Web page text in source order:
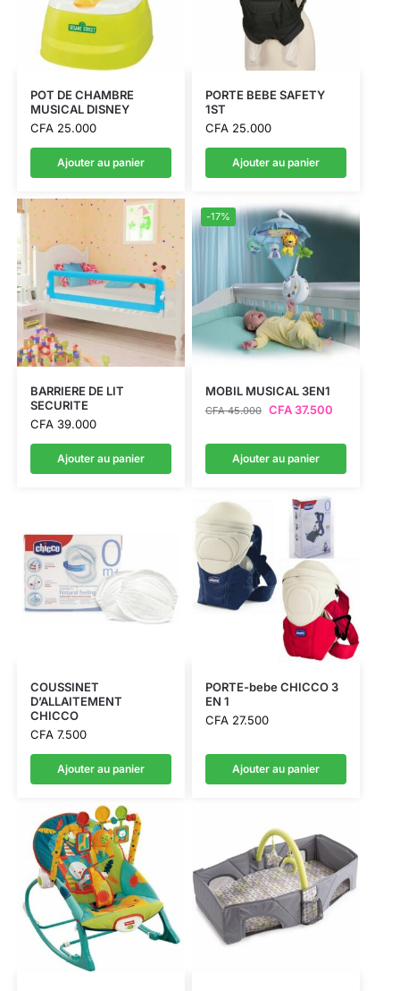
POT DE CHAMBRE
MUSICAL DISNEY
CFA25.000
Ajouter au panier
PORTE BEBE SAFETY
1ST
CFA25.000
Ajouter au panier
BARRIERE DE LIT
SECURITE
CFA39.000
Ajouter au panier
-17%
MOBIL MUSICAL 3EN1
CFA45.000 CFA37.500
Ajouter au panier
COUSSINET
D’ALLAITEMENT
CHICCO
CFA7.500
Ajouter au panier
PORTE-bebe CHICCO 3
EN 1
CFA27.500
Ajouter au panier